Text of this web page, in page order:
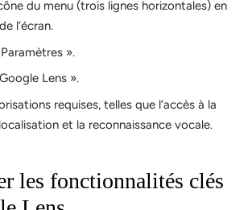
du menu (trois lignes horizontales) en
l’écran.
».
Lens ».
requises, telles que l’accès à la
et la reconnaissance vocale.
les fonctionnalités clés